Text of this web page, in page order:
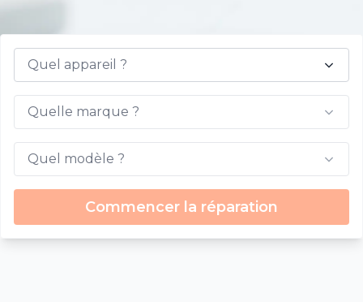
Quel appareil ?
Quelle marque ?
Quel modèle ?
Commencer la réparation